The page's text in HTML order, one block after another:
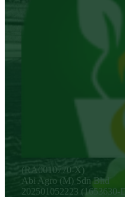
(RA0010770-X)
Abi Agro (M) Sdn Bhd
202501052223 (1653630-